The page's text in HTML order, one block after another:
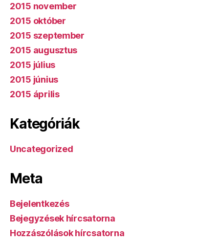
2015 november
2015 október
2015 szeptember
2015 augusztus
2015 július
2015 június
2015 április
Kategóriák
Uncategorized
Meta
Bejelentkezés
Bejegyzések hírcsatorna
Hozzászólások hírcsatorna